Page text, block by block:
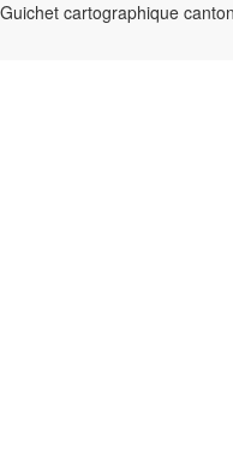
Guichet cartographique
Données
Effacer tous les résultats